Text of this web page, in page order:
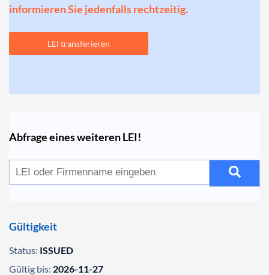
informieren Sie jedenfalls rechtzeitig.
LEI transferieren
Abfrage eines weiteren LEI!
Gültigkeit
Status: ISSUED
Gültig bis: 2026-11-27